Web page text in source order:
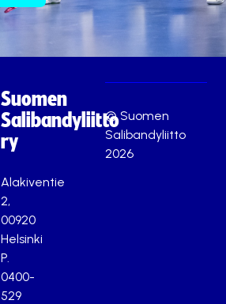
Suomen
Salibandyliitto
ry
Alakiventie
2,
00920
Helsinki
P.
0400-
529
© Suomen
Salibandyliitto
2026